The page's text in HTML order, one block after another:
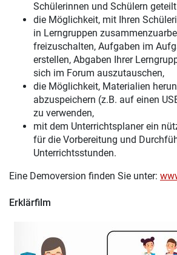
Schülerinnen und Schülern
die Möglichkeit, mit Ihren
in Lerngruppen
freizuschalten, Aufgaben im
erstellen, Abgaben Ihrer
sich im Forum auszutauschen,
die Möglichkeit, Materialien
abzuspeichern (z.B. auf einen
zu verwenden,
mit dem Unterrichtsplaner ein
für die Vorbereitung und
Unterrichtsstunden.
Eine Demoversion finden Sie unter:
Erklärfilm